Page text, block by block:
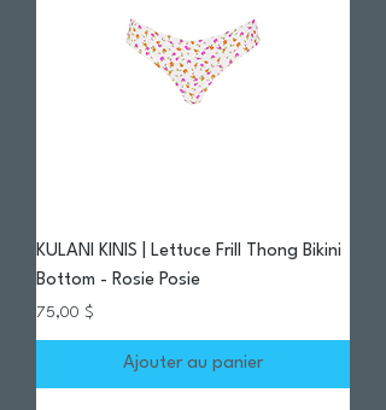
KULANI KINIS | Lettuce Frill Thong Bikini
Bottom - Rosie Posie
Prix
75,00 $
Ajouter au panier